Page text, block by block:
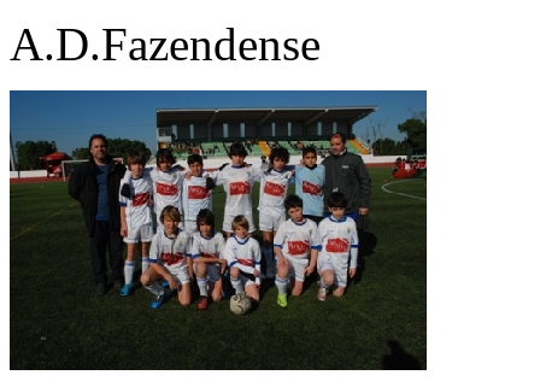
A.D.Fazendense